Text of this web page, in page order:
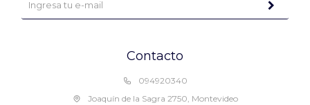
Contacto
094920340
Joaquín de la Sagra 2750, Montevideo